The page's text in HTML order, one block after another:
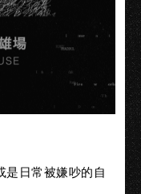
是日常被嫌吵的自